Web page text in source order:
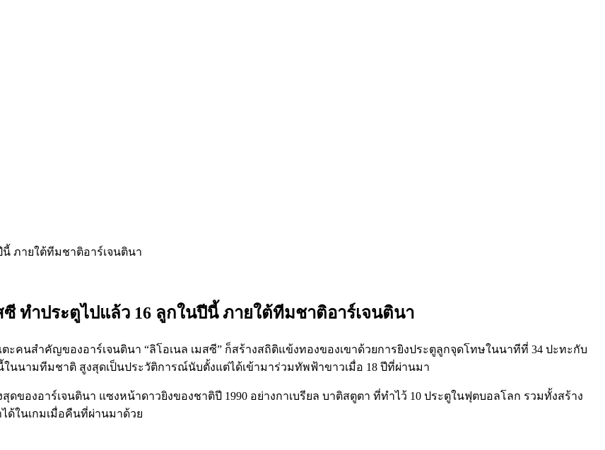
ซี ทำประตูไปแล้ว 16 ลูกในปีนี้ ภายใต้ทีมชาติอาร์เจนตินา
คนสำคัญของอาร์เจนตินา “ลิโอเนล เมสซี” ก็สร้างสถิติแข้งทองของเขาด้วยการยิงประตูลูกจุดโทษในนาทีที่ 34 ปะทะกับ
นนามทีมชาติ สูงสุดเป็นประวัติการณ์นับตั้งแต่ได้เข้ามาร่วมทัพฟ้าขาวเมื่อ 18 ปีที่ผ่านมา
องอาร์เจนตินา แซงหน้าดาวยิงของชาติปี 1990 อย่างกาเบรียล บาติสตูตา ที่ทำไว้ 10 ประตูในฟุตบอลโลก รวมทั้งสร้าง
ด้ในเกมเมื่อคืนที่ผ่านมาด้วย